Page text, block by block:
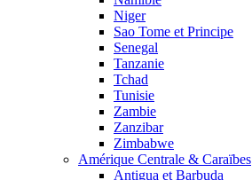
Niger
Sao Tome et Principe
Senegal
Tanzanie
Tchad
Tunisie
Zambie
Zanzibar
Zimbabwe
Amérique Centrale & Caraïbes
Antigua et Barbuda